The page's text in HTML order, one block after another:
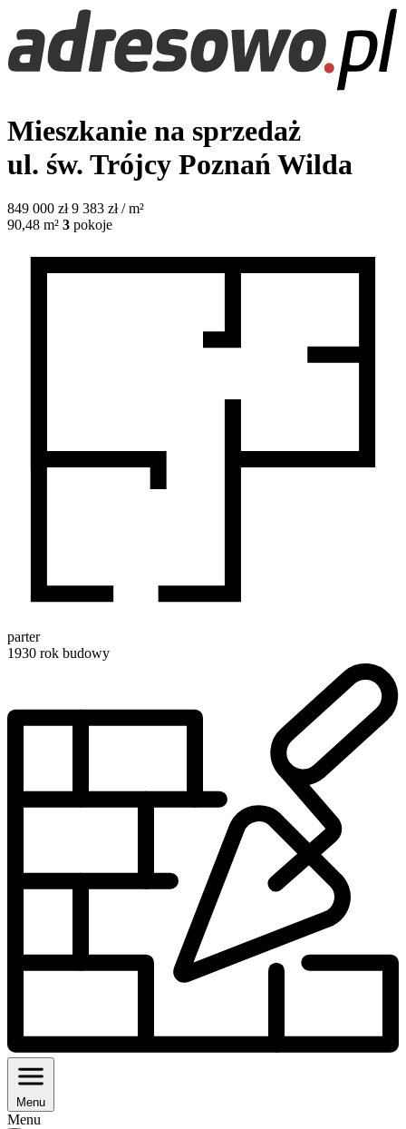
Mieszkanie na sprzedaż
ul. św. Trójcy Poznań Wilda
849 000 zł 9 383 zł / m²
90,48 m² 3 pokoje
parter
1930 rok budowy
Menu
Menu